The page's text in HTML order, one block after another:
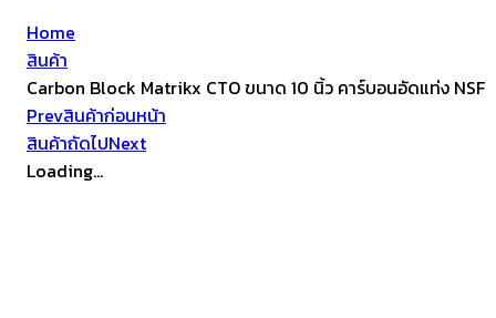
Home
สินค้า
Carbon Block Matrikx CTO ขนาด 10 นิ้ว คาร์บอนอัดแท่ง NSF
Prevสินค้าก่อนหน้า
สินค้าถัดไปNext
Loading...